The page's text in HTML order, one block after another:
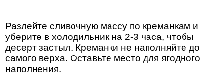
Разлейте сливочную массу по креманкам и
уберите в холодильник на 2-3 часа, чтобы
десерт застыл. Креманки не наполняйте до
самого верха. Оставьте место для ягодного
наполнения.